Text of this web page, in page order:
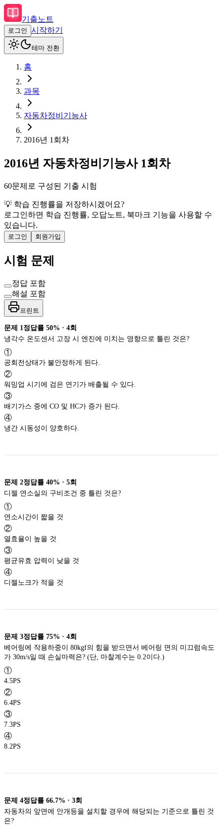
기출노트
로그인 시작하기
테마 전환
홈
과목
자동차정비기능사
2016년 1회차
2016년 자동차정비기능사 1회차
60문제로 구성된 기출 시험
💡 학습 진행률을 저장하시겠어요?
로그인하면 학습 진행률, 오답노트, 북마크 기능을 사용할 수
있습니다.
로그인 회원가입
시험 문제
정답 포함
해설 포함
프린트
문제 1 정답률 50% · 4회
①
공회전상태가 불안정하게 된다.
②
워밍업 시기에 검은 연기가 배출될 수 있다.
③
배기가스 중에 CO 및 HC가 증가 된다.
④
냉간 시동성이 양호하다.
문제 2정답률 40% · 5회
①
연소시간이 짧을 것
②
열효율이 높을 것
③
평균유효 압력이 낮을 것
④
디젤노크가 적을 것
문제 3정답률 75% · 4회
베어링에 작용하중이 80kgf의 힘을 받으면서 베어링 면의 미끄럼속도
①
4.5PS
②
6.4PS
③
7.3PS
④
8.2PS
문제 4정답률 66.7% · 3회
자동차의 앞면에 안개등을 설치할 경우에 해당되는 기준으로 틀린 것